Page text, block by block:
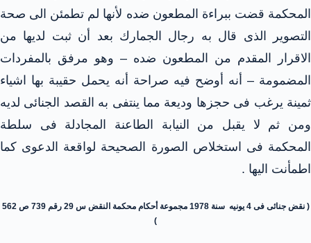
المحكمة قضت ببراءة المطعون ضده لأنها لم تطمئن الى صحة
التصوير الذى قال به رجال الجمارك بعد أن ثبت لديها من
الاقرار المقدم من المطعون ضده – وهو مرفق بالمفردات
المضمومة – أنه أوضح فيه صراحة أنه يحمل حقيبة بها اشياء
ثمينة يرغب فى حجزها وديعة مما ينتفى به القصد الجنائى لديه
ومن ثم لا يقبل من النيابة الطاعنة المجادلة فى سلطة
المحكمة فى استخلاص الصورة الصحيحة لواقعة الدعوى كما
اطمأنت اليها .
( نقض جنائى فى 4 يونيه سنة 1978 مجموعة أحكام محكمة النقض س 29 رقم 739 ص 562
)